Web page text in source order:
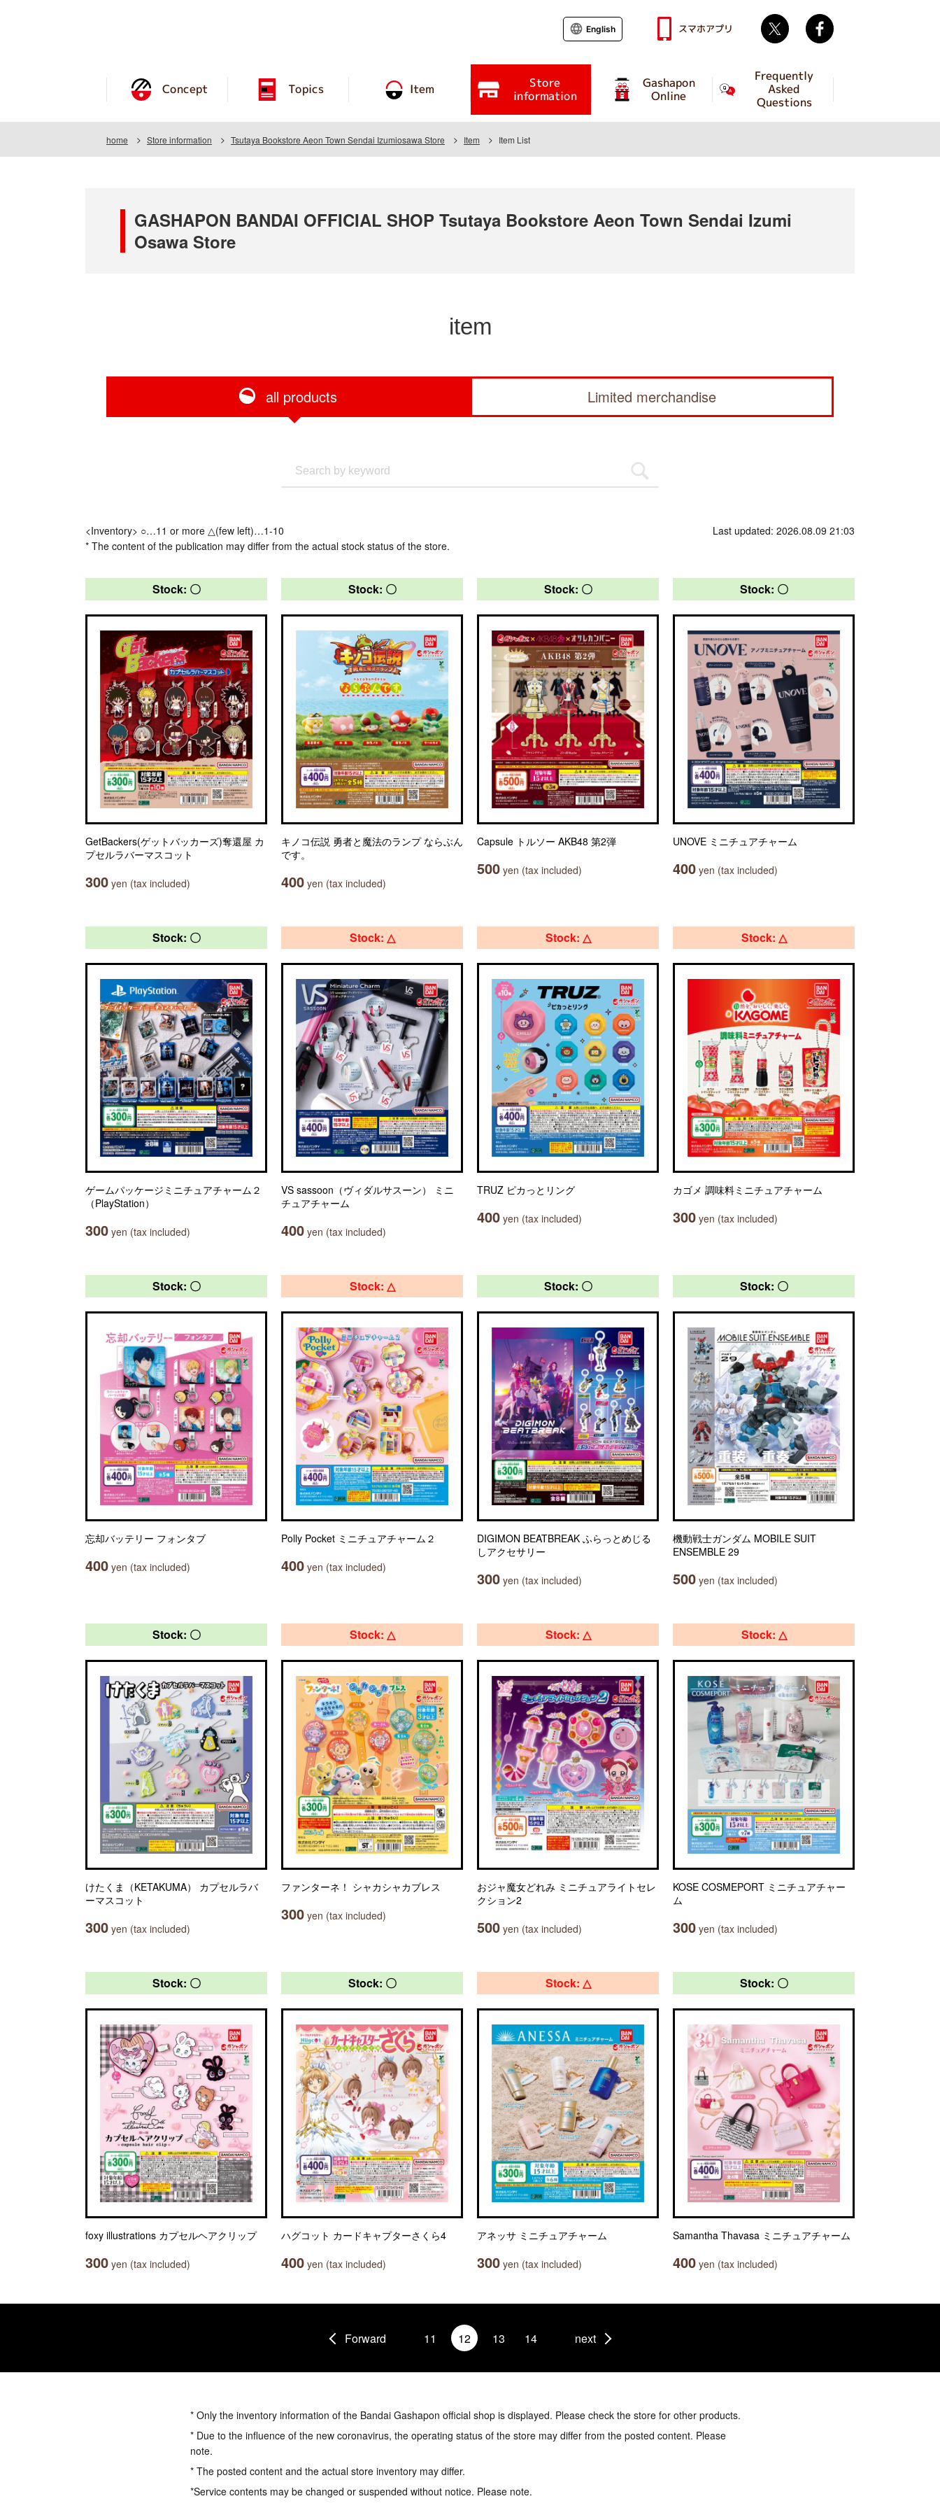
Concept Topics Item Store
information
Gashapon
Online
Frequently
Asked
Questions
English スマホアプリ Twitter
home Store information Tsutaya Bookstore Aeon Town Sendai Izumiosawa Store Item Item List
GASHAPON BANDAI OFFICIAL SHOP Tsutaya Bookstore Aeon Town Sendai Izumi
Osawa Store
item
all products Limited merchandise
<Inventory> ○…11 or more △(few left)…1-10
* The content of the publication may differ from the actual stock status of the store.
Last updated: 2026.08.09 21:03
Stock: 〇
GetBackers(ゲットバッカーズ)奪還屋 カ
プセルラバーマスコット
300 yen (tax included)
Stock: 〇
キノコ伝説 勇者と魔法のランプ ならぶん
です。
400 yen (tax included)
Stock: 〇
Capsule トルソー AKB48 第2弾
500 yen (tax included)
Stock: 〇
UNOVE ミニチュアチャーム
400 yen (tax included)
Stock: 〇
ゲームパッケージミニチュアチャーム２
（PlayStation）
300 yen (tax included)
Stock: △
VS sassoon（ヴィダルサスーン） ミニ
チュアチャーム
400 yen (tax included)
Stock: △
TRUZ ピカっとリング
400 yen (tax included)
Stock: △
カゴメ 調味料ミニチュアチャーム
300 yen (tax included)
Stock: 〇
忘却バッテリー フォンタブ
400 yen (tax included)
Stock: △
Polly Pocket ミニチュアチャーム２
400 yen (tax included)
Stock: 〇
DIGIMON BEATBREAK ふらっとめじる
しアクセサリー
300 yen (tax included)
Stock: 〇
機動戦士ガンダム MOBILE SUIT
ENSEMBLE 29
500 yen (tax included)
Stock: 〇
けたくま（KETAKUMA） カプセルラバ
ーマスコット
300 yen (tax included)
Stock: △
ファンターネ！ シャカシャカブレス
300 yen (tax included)
Stock: △
おジャ魔女どれみ ミニチュアライトセレ
クション2
500 yen (tax included)
Stock: △
KOSE COSMEPORT ミニチュアチャー
ム
300 yen (tax included)
Stock: 〇
foxy illustrations カプセルヘアクリップ
300 yen (tax included)
Stock: 〇
ハグコット カードキャプターさくら4
400 yen (tax included)
Stock: △
アネッサ ミニチュアチャーム
300 yen (tax included)
Stock: 〇
Samantha Thavasa ミニチュアチャーム
400 yen (tax included)
Forward 11 12 13 14 next
* Only the inventory information of the Bandai Gashapon official shop is displayed. Please check the store for other products.
* Due to the influence of the new coronavirus, the operating status of the store may differ from the posted content. Please
note.
* The posted content and the actual store inventory may differ.
*Service contents may be changed or suspended without notice. Please note.